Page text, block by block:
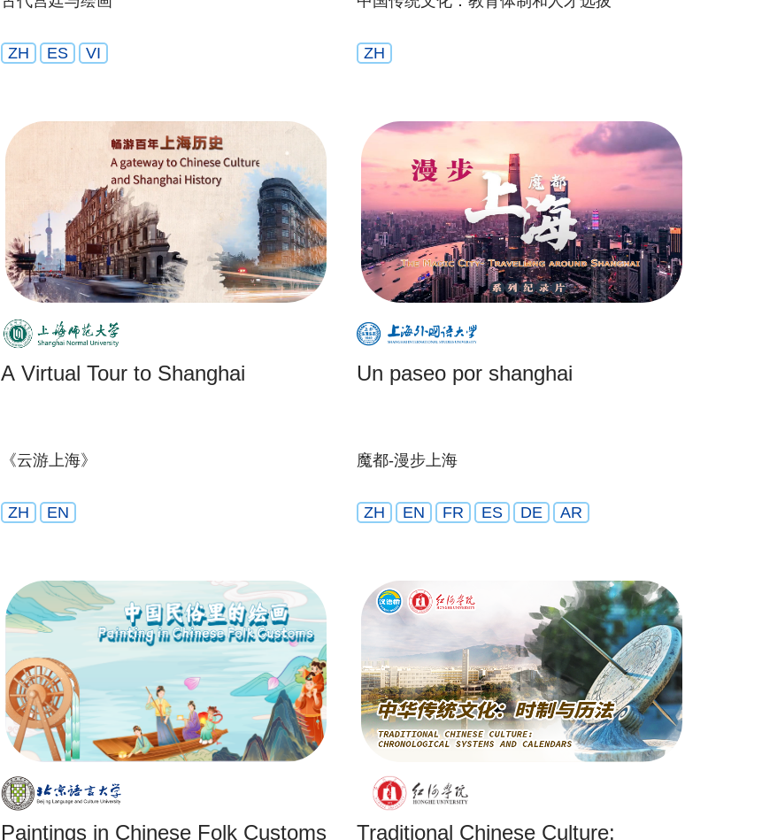
ZH ES VI ZH
A Virtual Tour to Shanghai
《云游上海》
ZH EN
Un paseo por shanghai
魔都-漫步上海
ZH EN FR ES DE AR
Paintings in Chinese Folk Customs
Traditional Chinese Culture: